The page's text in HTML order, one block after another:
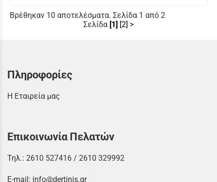
Βρέθηκαν 10 αποτελέσματα. Σελίδα 1 από 2
Σελίδα [1] [2] >
Πληροφορίες
Η Εταιρεία μας
Επικοινωνία Πελατών
Τηλ.: 2610 527416 / 2610 329992
E-mail: info@dertinis.gr